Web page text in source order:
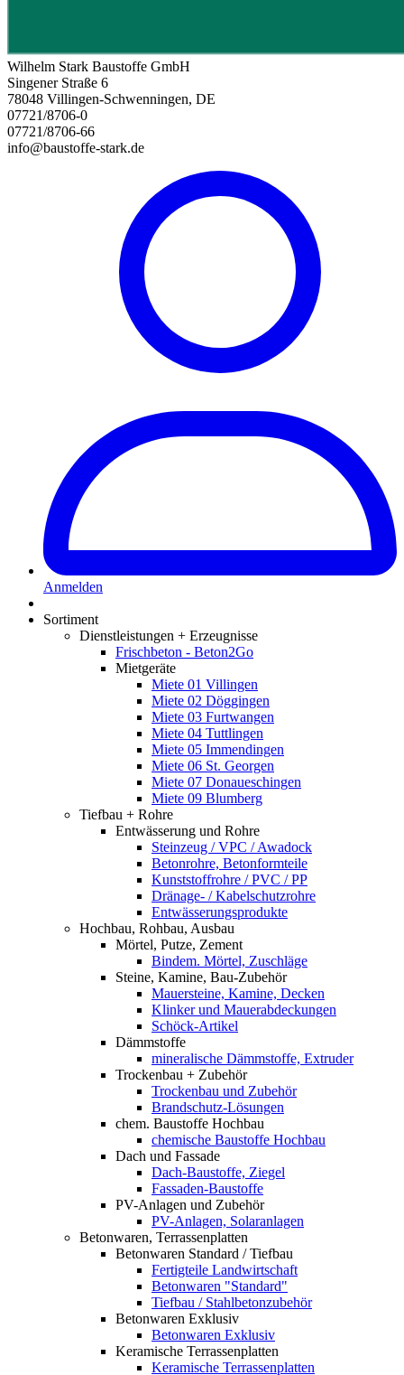
Wilhelm Stark Baustoffe GmbH
Singener Straße 6
78048 Villingen-Schwenningen, DE
07721/8706-0
07721/8706-66
info@baustoffe-stark.de
Anmelden
Sortiment
Dienstleistungen + Erzeugnisse
Frischbeton - Beton2Go
Mietgeräte
Miete 01 Villingen
Miete 02 Döggingen
Miete 03 Furtwangen
Miete 04 Tuttlingen
Miete 05 Immendingen
Miete 06 St. Georgen
Miete 07 Donaueschingen
Miete 09 Blumberg
Tiefbau + Rohre
Entwässerung und Rohre
Steinzeug / VPC / Awadock
Betonrohre, Betonformteile
Kunststoffrohre / PVC / PP
Dränage- / Kabelschutzrohre
Entwässerungsprodukte
Hochbau, Rohbau, Ausbau
Mörtel, Putze, Zement
Bindem. Mörtel, Zuschläge
Steine, Kamine, Bau-Zubehör
Mauersteine, Kamine, Decken
Klinker und Mauerabdeckungen
Schöck-Artikel
Dämmstoffe
mineralische Dämmstoffe, Extruder
Trockenbau + Zubehör
Trockenbau und Zubehör
Brandschutz-Lösungen
chem. Baustoffe Hochbau
chemische Baustoffe Hochbau
Dach und Fassade
Dach-Baustoffe, Ziegel
Fassaden-Baustoffe
PV-Anlagen und Zubehör
PV-Anlagen, Solaranlagen
Betonwaren, Terrassenplatten
Betonwaren Standard / Tiefbau
Fertigteile Landwirtschaft
Betonwaren "Standard"
Tiefbau / Stahlbetonzubehör
Betonwaren Exklusiv
Betonwaren Exklusiv
Keramische Terrassenplatten
Keramische Terrassenplatten